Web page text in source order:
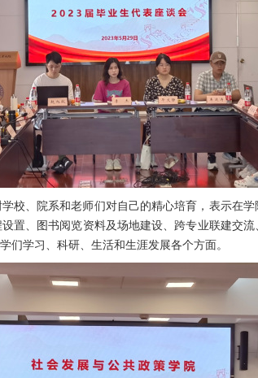
校、院系和老师们对自己的精心培育，表示在
置、图书阅览资料及场地建设、跨专业联建交
们学习、科研、生活和生涯发展各个方面。